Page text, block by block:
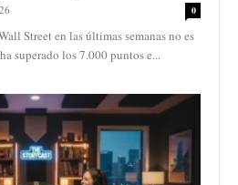
0
Street en las últimas semanas no es
superado los 7.000 puntos e...